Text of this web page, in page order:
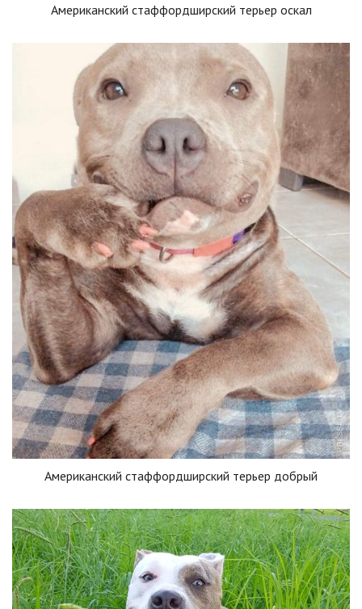
Американский стаффордширский терьер оскал
Американский стаффордширский терьер добрый